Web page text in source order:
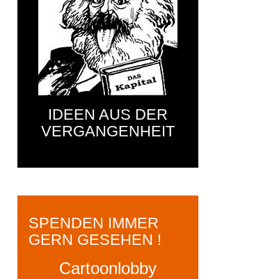
IDEEN AUS DER
VERGANGENHEIT
SPENDEN IMMER
GERN GESEHEN !
Cartoonlobby